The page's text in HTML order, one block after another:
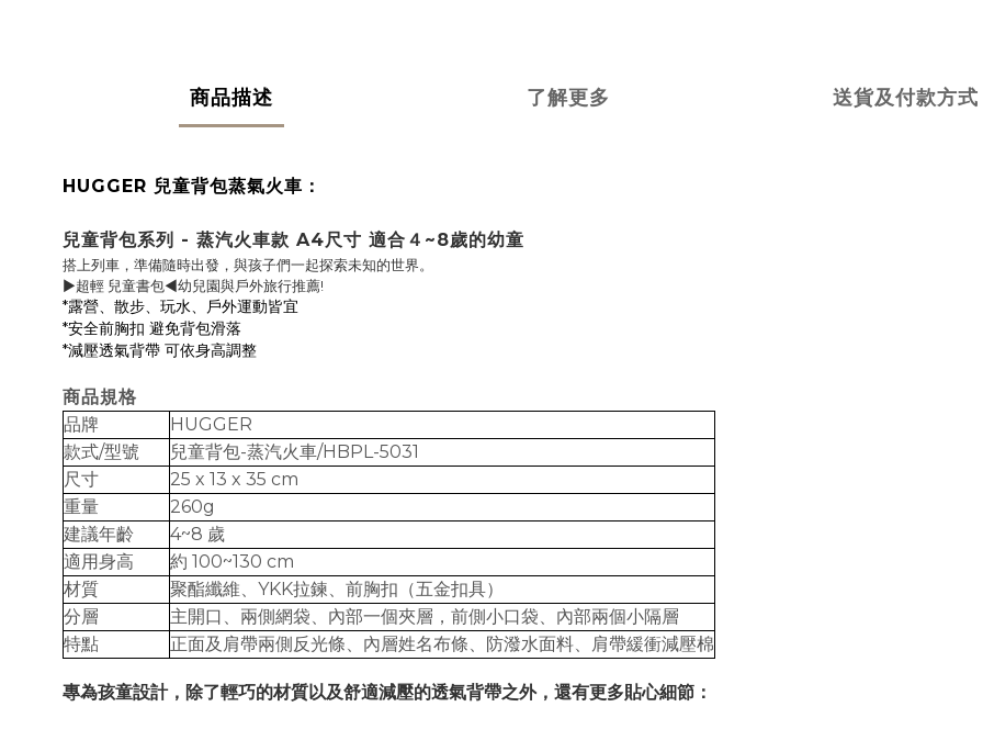
商品描述 了解更多 送貨及付款方式
HUGGER 兒童背包蒸氣火車：
兒童背包系列 - 蒸汽火車款 A4尺寸 適合４~8歲的幼童
搭上列車，準備隨時出發，與孩子們一起探索未知的世界。
▶超輕 兒童書包◀幼兒園與戶外旅行推薦!
*露營、散步、玩水、戶外運動皆宜
*安全前胸扣 避免背包滑落
*減壓透氣背帶 可依身高調整
商品規格
品牌
HUGGER
款式/型號
兒童背包-蒸汽火車/HBPL-5031
尺寸
25 x 13 x 35 cm
重量
260g
建議年齡
4~8 歲
適用身高
約 100~130 cm
材質
聚酯纖維、YKK拉鍊、前胸扣（五金扣具）
分層
主開口、兩側網袋、內部一個夾層，前側小口袋、內部兩個小隔層
特點
正面及肩帶兩側反光條、內層姓名布條、防潑水面料、肩帶緩衝減壓棉
專為孩童設計，除了輕巧的材質以及舒適減壓的透氣背帶之外，還有更多貼心細節：